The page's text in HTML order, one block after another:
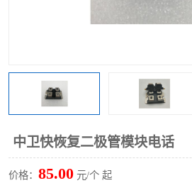
中卫快恢复二极管模块电话
价格： 85.00 元/个 起